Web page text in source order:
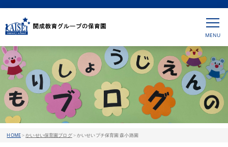
HOME>かいせい保育園ブログ>かいせいプチ保育園 森小路園